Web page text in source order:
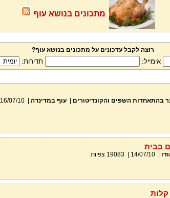
מתכונים בנושא עוף
רוצה לקבל עדכונים על מתכונים בנושא עוף?
אימייל: תדירות:
בהתאחדות השפים והקונדיטורים עוף במדינדה 16/07/10
בבית
14/07/10
19083 צפיות
קלות